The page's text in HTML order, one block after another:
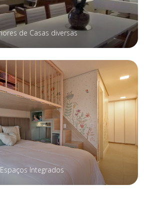
de Casas diversas
Espaços Integrados